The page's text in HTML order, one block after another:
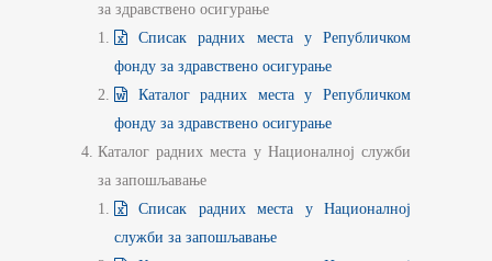
за здравствено осигурање
Списак радних места у Републичком
фонду за здравствено осигурање
Каталог радних места у Републичком
фонду за здравствено осигурање
Каталог радних места у Националној служби
за запошљавање
Списак радних места у Националној
служби за запошљавање